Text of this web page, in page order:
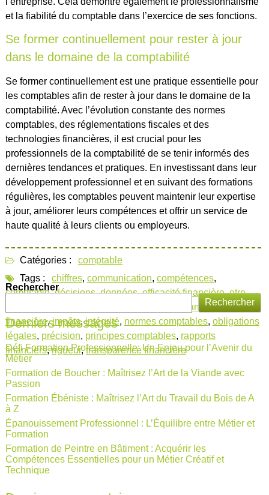
et la fiabilité du comptable dans l’exercice de ses fonctions.
Se former continuellement pour rester à jour
dans le domaine de la comptabilité
Se former continuellement est une pratique essentielle pour
les comptables afin de rester à jour dans le domaine de la
comptabilité. Avec l’évolution constante des normes
comptables, des réglementations fiscales et des
technologies financières, il est crucial pour les
professionnels de la comptabilité de se tenir informés des
dernières tendances et pratiques. En investissant dans leur
développement professionnel et en suivant des formations
régulières, les comptables peuvent maintenir leur expertise
à jour, améliorer leurs compétences et offrir un service de
haute qualité à leurs clients ou employeurs.
Catégories :
comptable
Tags :
chiffres, communication, compétences,
comptable,décisions,données,efficacité financière,etre
finances,gestion
financière,impôts,intégrité, normes comptables, obligations
légales, précision, principes comptables, rapports
financiers,rigueur,transparence financière
Rechercher
Rechercher
Derniers messages
Défi Formation Professionnelle: Un Enjeu pour l’Avenir du
Métier
Formation de Boucher : Maîtrisez l’Art de la Viande avec
Passion
Formation Ébéniste : Maîtrisez l’Art du Travail du Bois de A
à Z
Épanouissement Professionnel : L’Équilibre entre Métier et
Formation
Formation de Peintre en Bâtiment : Acquérir les
Compétences Essentielles pour un Métier Créatif et
Technique